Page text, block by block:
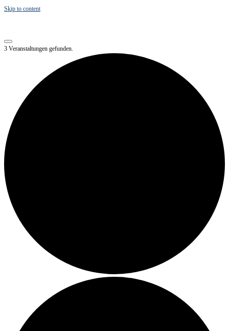
Skip to content
3 Veranstaltungen gefunden.